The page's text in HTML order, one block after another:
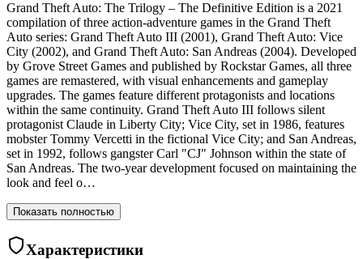
Grand Theft Auto: The Trilogy – The Definitive Edition is a 2021
compilation of three action-adventure games in the Grand Theft
Auto series: Grand Theft Auto III (2001), Grand Theft Auto: Vice
City (2002), and Grand Theft Auto: San Andreas (2004). Developed
by Grove Street Games and published by Rockstar Games, all three
games are remastered, with visual enhancements and gameplay
upgrades. The games feature different protagonists and locations
within the same continuity. Grand Theft Auto III follows silent
protagonist Claude in Liberty City; Vice City, set in 1986, features
mobster Tommy Vercetti in the fictional Vice City; and San Andreas,
set in 1992, follows gangster Carl "CJ" Johnson within the state of
San Andreas. The two-year development focused on maintaining the
look and feel o…
Показать полностью
Характеристики